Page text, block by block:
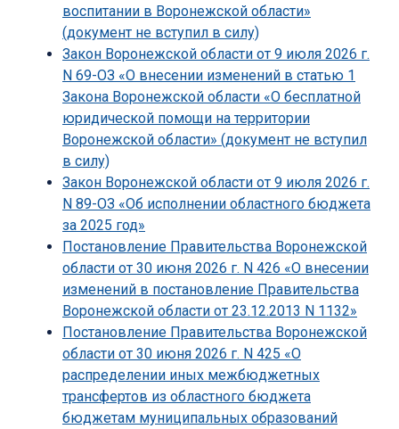
воспитании в Воронежской области»
(документ не вступил в силу)
Закон Воронежской области от 9 июля 2026 г.
N 69-ОЗ «О внесении изменений в статью 1
Закона Воронежской области «О бесплатной
юридической помощи на территории
Воронежской области» (документ не вступил
в силу)
Закон Воронежской области от 9 июля 2026 г.
N 89-ОЗ «Об исполнении областного бюджета
за 2025 год»
Постановление Правительства Воронежской
области от 30 июня 2026 г. N 426 «О внесении
изменений в постановление Правительства
Воронежской области от 23.12.2013 N 1132»
Постановление Правительства Воронежской
области от 30 июня 2026 г. N 425 «О
распределении иных межбюджетных
трансфертов из областного бюджета
бюджетам муниципальных образований